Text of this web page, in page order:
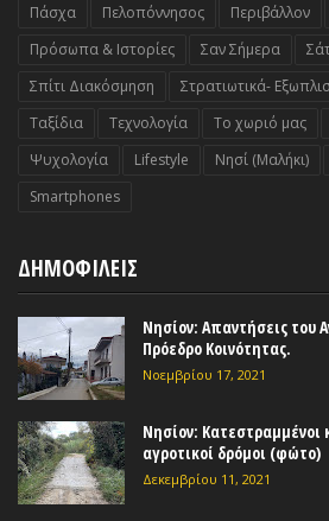
Πάσχα
Πελοπόννησος Περιβάλλον
Πρόσωπα & Ιστορίες
Σαν Σήμερα
Σπίτι Διακόσμηση
Στρατιωτικά-
Ταξίδια
Τεχνολογία Το χωριό μας
Ψυχολογία
Lifestyle Nησί (Μαλήκι)
Smartphones
ΔΗΜΟΦΙΛΕΙΣ
Νησίον: Απαντήσεις του
Πρόεδρο Κοινότητας.
Νοεμβρίου 17, 2021
Νησίον: Κατεστραμμένοι
αγροτικοί δρόμοι (φώτο)
Δεκεμβρίου 11, 2021